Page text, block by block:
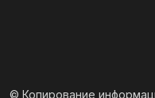
© Копирование